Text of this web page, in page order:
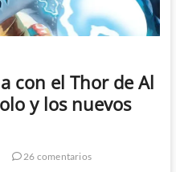
con el Thor de Al
y los nuevos
26 comentarios